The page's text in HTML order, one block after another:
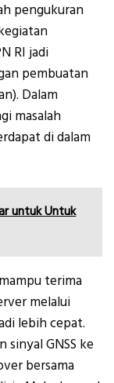
pengukuran
RI jadi
pembuatan
Dalam
masalah
di dalam
untuk Untuk
terima
melalui
lebih cepat.
GNSS ke
bersama